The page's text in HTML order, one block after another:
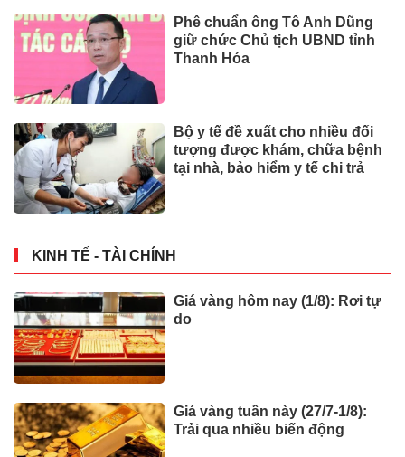
Phê chuẩn ông Tô Anh Dũng
giữ chức Chủ tịch UBND tỉnh
Thanh Hóa
Bộ y tế đề xuất cho nhiều đối
tượng được khám, chữa bệnh
tại nhà, bảo hiểm y tế chi trả
KINH TẾ - TÀI CHÍNH
Giá vàng hôm nay (1/8): Rơi tự
do
Giá vàng tuần này (27/7-1/8):
Trải qua nhiều biến động